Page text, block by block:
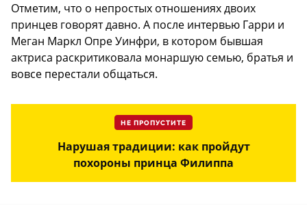
Отметим, что о непростых отношениях двоих
принцев говорят давно. А после интервью Гарри и
Меган Маркл Опре Уинфри, в котором бывшая
актриса раскритиковала монаршую семью, братья и
вовсе перестали общаться.
НЕ ПРОПУСТИТЕ
Нарушая традиции: как пройдут
похороны принца Филиппа